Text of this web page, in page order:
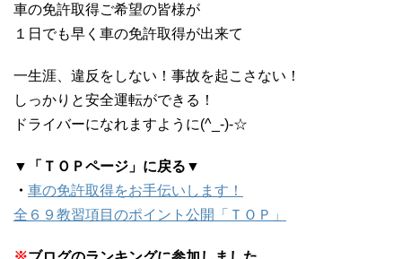
車の免許取得ご希望の皆様が
１日でも早く車の免許取得が出来て
一生涯、違反をしない！事故を起こさない！
しっかりと安全運転ができる！
ドライバーになれますように(^_-)-☆
▼「ＴＯＰページ」に戻る▼
・ 車の免許取得をお手伝いします！
全６９教習項目のポイント公開「ＴＯＰ」